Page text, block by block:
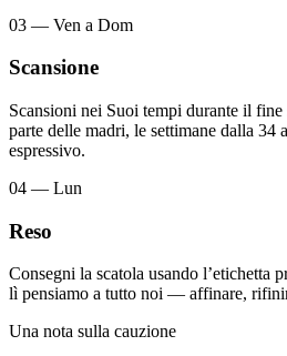
03 — Ven a Dom
Scansione
Scansioni nei Suoi tempi durante il
parte delle madri, le settimane dalla 34
espressivo.
04 — Lun
Reso
Consegni la scatola usando l’etichetta
lì pensiamo a tutto noi — affinare,
Una nota sulla cauzione